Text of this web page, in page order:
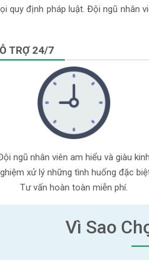
quy định pháp luật. Đội ngũ
TRỢ 24/7
ngũ nhân viên am hiểu và giàu kinh
xử lý những tình huống đặc
Tư vấn hoàn toàn miễn phí.
Vì Sao